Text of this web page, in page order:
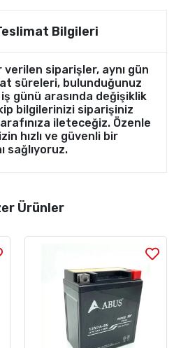
Bilgileri
verilen siparişler, aynı gün
süreleri, bulunduğunuz
günü arasında değişiklik
bilgilerinizi siparişiniz
ileteceğiz. Özenle
hızlı ve güvenli bir
sağlıyoruz.
Ürünler